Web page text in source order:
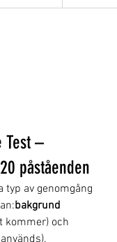
Test –
påståenden
typ av genomgång
bakgrund
kommer) och